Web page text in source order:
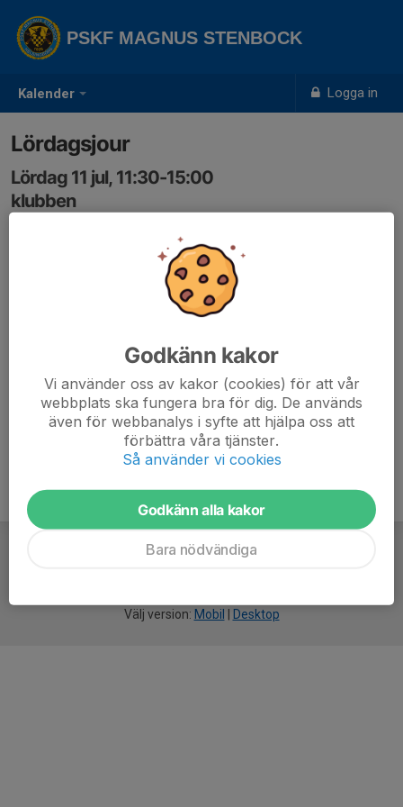
Kalender Logga in
PSKF MAGNUS STENBOCK
Lördagsjour
Lördag 11 jul, 11:30-15:00
klubben
Välj version: Mobil Desktop
Godkänn kakor
Vi använder oss av kakor (cookies) för att vår
webbplats ska fungera bra för dig. De används
även för webbanalys i syfte att hjälpa oss att
förbättra våra tjänster.
Så använder vi cookies
Godkänn alla kakor
Bara nödvändiga